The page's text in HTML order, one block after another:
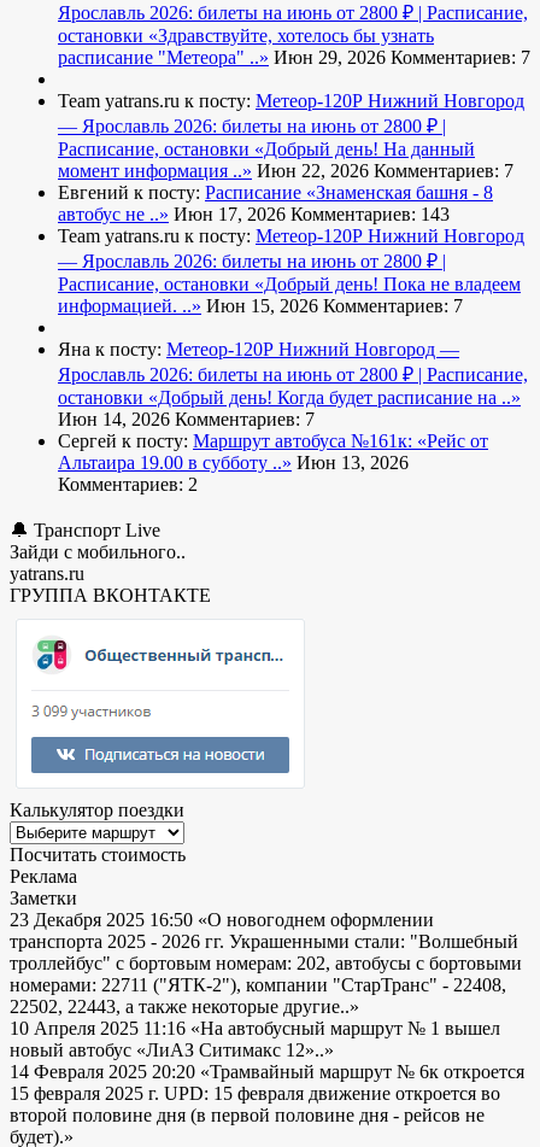
Ярославль 2026: билеты на июнь от 2800 ₽ | Расписание,
остановки «Здравствуйте, хотелось бы узнать
расписание "Метеора" ..» Июн 29, 2026 Комментариев: 7
Team yatrans.ru к посту: Метеор-120Р Нижний Новгород
— Ярославль 2026: билеты на июнь от 2800 ₽ |
Расписание, остановки «Добрый день! На данный
момент информация ..» Июн 22, 2026 Комментариев: 7
Евгений к посту: Расписание «Знаменская башня - 8
автобус не ..» Июн 17, 2026 Комментариев: 143
Team yatrans.ru к посту: Метеор-120Р Нижний Новгород
— Ярославль 2026: билеты на июнь от 2800 ₽ |
Расписание, остановки «Добрый день! Пока не владеем
информацией. ..» Июн 15, 2026 Комментариев: 7
Яна к посту: Метеор-120Р Нижний Новгород —
Ярославль 2026: билеты на июнь от 2800 ₽ | Расписание,
остановки «Добрый день! Когда будет расписание на ..»
Июн 14, 2026 Комментариев: 7
Сергей к посту: Маршрут автобуса №161к: «Рейс от
Альтаира 19.00 в субботу ..» Июн 13, 2026
Комментариев: 2
🔔 Транспорт Live
Зайди с мобильного..
yatrans.ru
ГРУППА ВКОНТАКТЕ
Калькулятор поездки
Посчитать стоимость
Реклама
Заметки
23 Декабря 2025 16:50 «О новогоднем оформлении
транспорта 2025 - 2026 гг. Украшенными стали: "Волшебный
троллейбус" с бортовым номерам: 202, автобусы с бортовыми
номерами: 22711 ("ЯТК-2"), компании "СтарТранс" - 22408,
22502, 22443, а также некоторые другие..»
10 Апреля 2025 11:16 «На автобусный маршрут № 1 вышел
новый автобус «ЛиАЗ Ситимакс 12»..»
14 Февраля 2025 20:20 «Трамвайный маршрут № 6к откроется
15 февраля 2025 г. UPD: 15 февраля движение откроется во
второй половине дня (в первой половине дня - рейсов не
будет).»